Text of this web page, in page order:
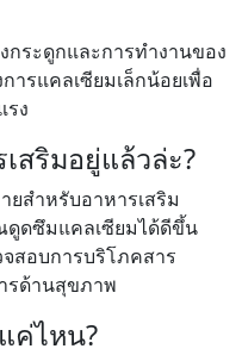
ระดูกและการทำงานของ
ารแคลเซียมเล็กน้อยเพื่อ
ง
สริมอยู่แล้วล่ะ?
สำหรับอาหารเสริม
ดูดซึมแคลเซียมได้ดีขึ้น
สอบการบริโภคสาร
รด้านสุขภาพ
ค่ไหน?